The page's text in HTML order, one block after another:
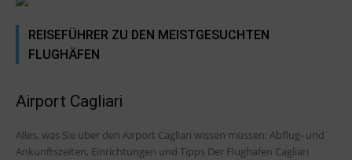
REISEFÜHRER ZU DEN MEISTGESUCHTEN
FLUGHÄFEN
Airport Cagliari
Alles, was Sie über den Airport Cagliari wissen müssen: Abflug- und
Ankunftszeiten, Einrichtungen und Tipps Der Flughafen Cagliari